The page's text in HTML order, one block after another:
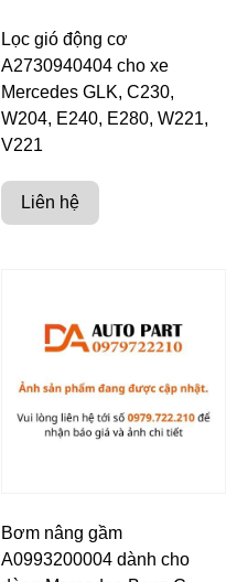
Lọc gió động cơ
A2730940404 cho xe
Mercedes GLK, C230,
W204, E240, E280, W221,
V221
Liên hệ
Bơm nâng gầm
A0993200004 dành cho